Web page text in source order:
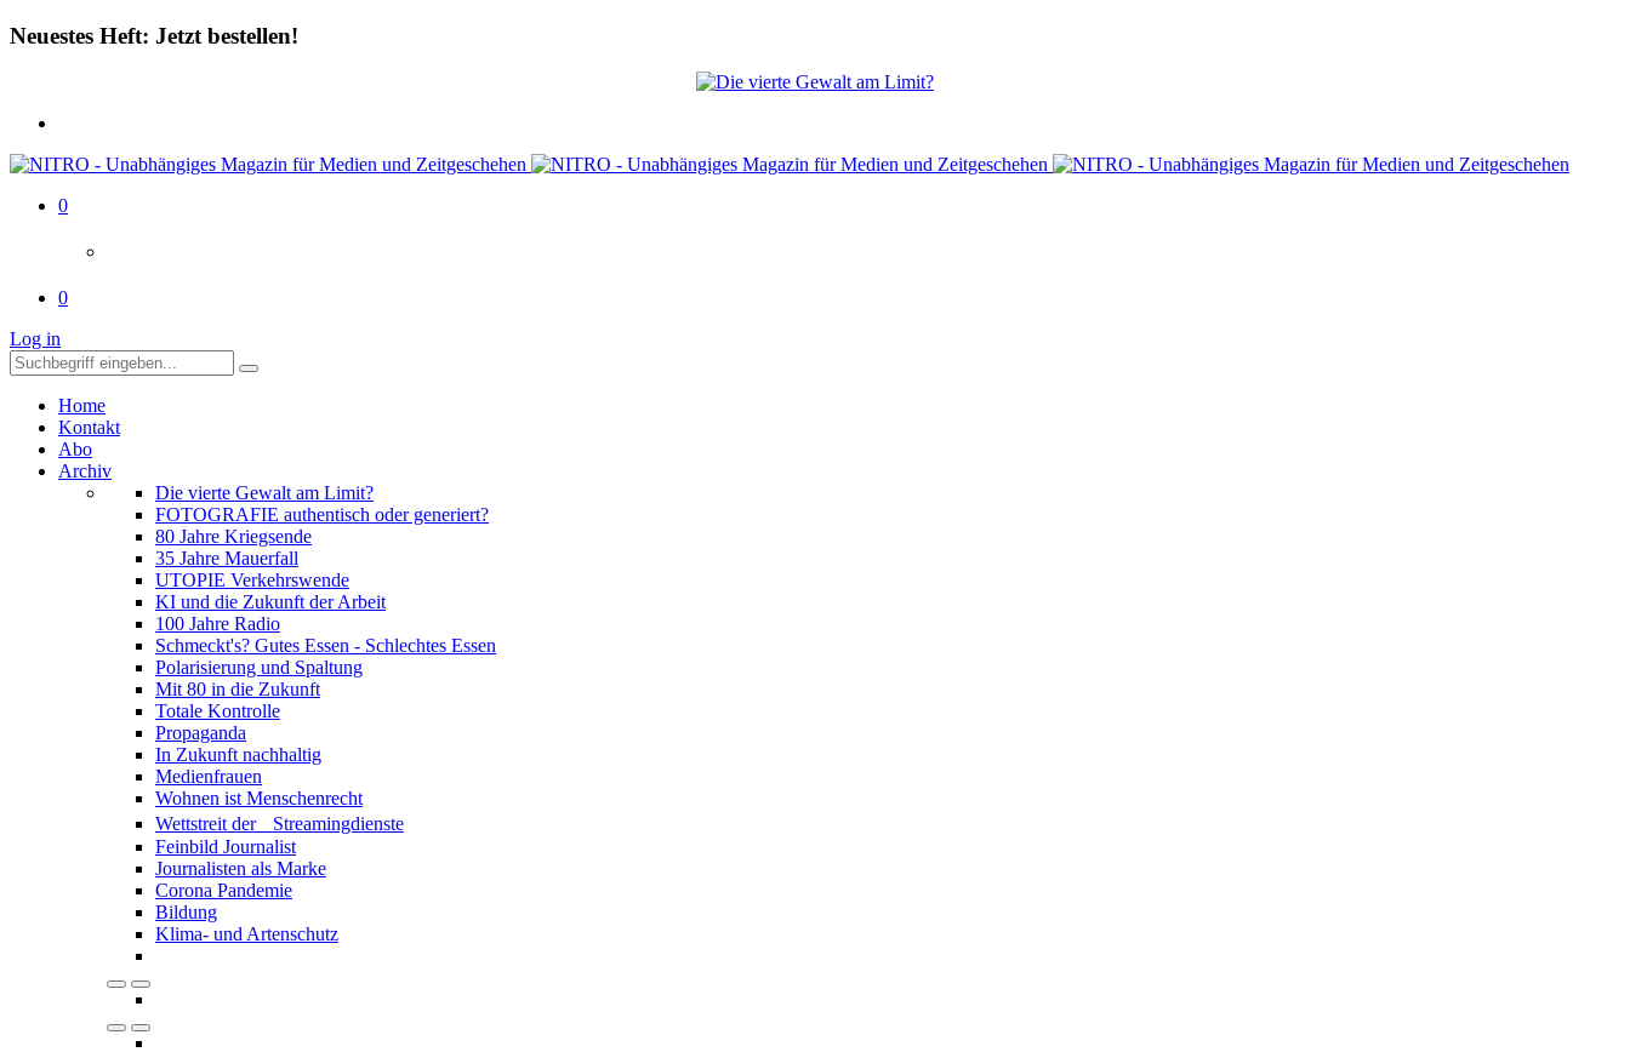
Neuestes Heft: Jetzt bestellen!
0
0
Log in
Home
Kontakt
Abo
Archiv
Die vierte Gewalt am Limit?
FOTOGRAFIE authentisch oder generiert?
80 Jahre Kriegsende
35 Jahre Mauerfall
UTOPIE Verkehrswende
KI und die Zukunft der Arbeit
100 Jahre Radio
Schmeckt's? Gutes Essen - Schlechtes Essen
Polarisierung und Spaltung
Mit 80 in die Zukunft
Totale Kontrolle
Propaganda
In Zukunft nachhaltig
Medienfrauen
Wohnen ist Menschenrecht
Wettstreit der Streamingdienste
Feinbild Journalist
Journalisten als Marke
Corona Pandemie
Bildung
Klima- und Artenschutz